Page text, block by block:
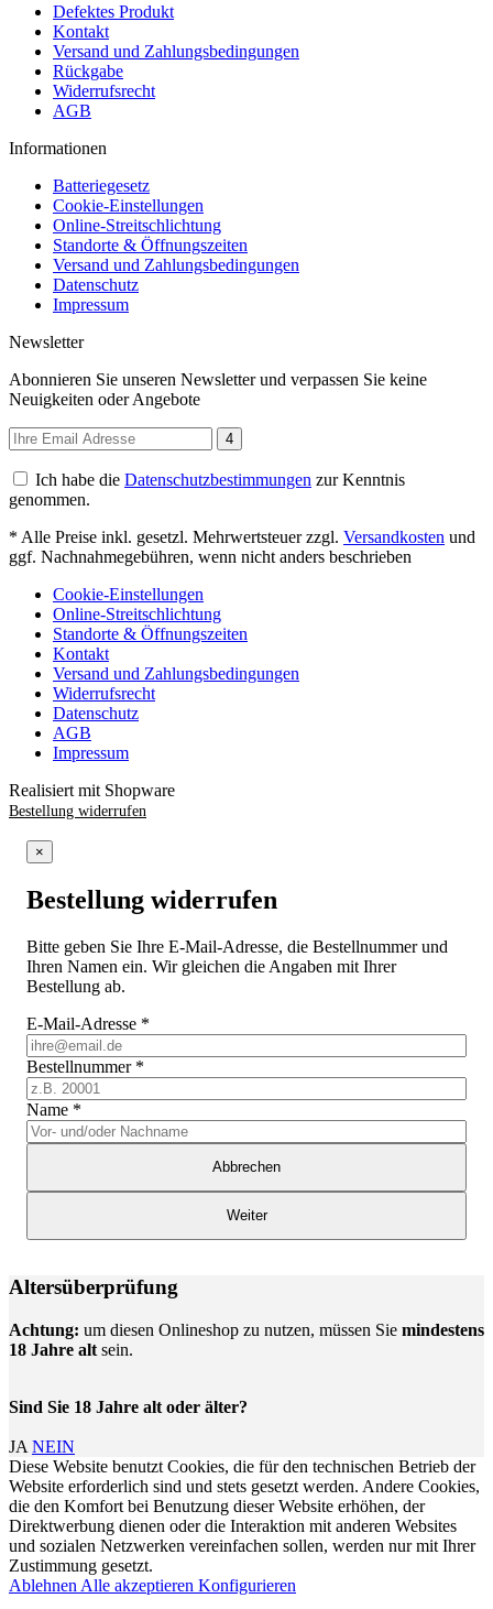
Defektes Produkt
Kontakt
Versand und Zahlungsbedingungen
Rückgabe
Widerrufsrecht
AGB
Informationen
Batteriegesetz
Cookie-Einstellungen
Online-Streitschlichtung
Standorte & Öffnungszeiten
Versand und Zahlungsbedingungen
Datenschutz
Impressum
Newsletter
Abonnieren Sie unseren Newsletter und verpassen Sie keine
Neuigkeiten oder Angebote
4
Ich habe die Datenschutzbestimmungen zur Kenntnis
genommen.
* Alle Preise inkl. gesetzl. Mehrwertsteuer zzgl. Versandkosten und
ggf. Nachnahmegebühren, wenn nicht anders beschrieben
Cookie-Einstellungen
Online-Streitschlichtung
Standorte & Öffnungszeiten
Kontakt
Versand und Zahlungsbedingungen
Widerrufsrecht
Datenschutz
AGB
Impressum
Realisiert mit Shopware
Bestellung widerrufen
×
Bestellung widerrufen
Bitte geben Sie Ihre E-Mail-Adresse, die Bestellnummer und
Ihren Namen ein. Wir gleichen die Angaben mit Ihrer
Bestellung ab.
E-Mail-Adresse *
Bestellnummer *
Name *
Abbrechen
Weiter
Altersüberprüfung
Achtung: um diesen Onlineshop zu nutzen, müssen Sie mindestens
18 Jahre alt sein.
Sind Sie 18 Jahre alt oder älter?
JA NEIN
Diese Website benutzt Cookies, die für den technischen Betrieb der
Website erforderlich sind und stets gesetzt werden. Andere Cookies,
die den Komfort bei Benutzung dieser Website erhöhen, der
Direktwerbung dienen oder die Interaktion mit anderen Websites
und sozialen Netzwerken vereinfachen sollen, werden nur mit Ihrer
Zustimmung gesetzt.
Ablehnen Alle akzeptieren Konfigurieren